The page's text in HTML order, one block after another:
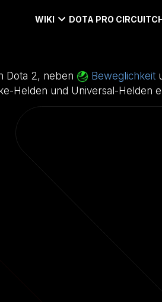
WIKI DOTA PRO CIRCUIT
Dota 2, neben Beweglichkeit
Helden und Universal-Helden